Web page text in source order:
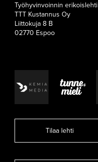
Työhyvinvoinnin erikoislehti
TTT Kustannus Oy
Liittokuja 8 B
02770 Espoo
Tilaa lehti